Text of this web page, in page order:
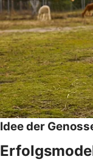
Idee der